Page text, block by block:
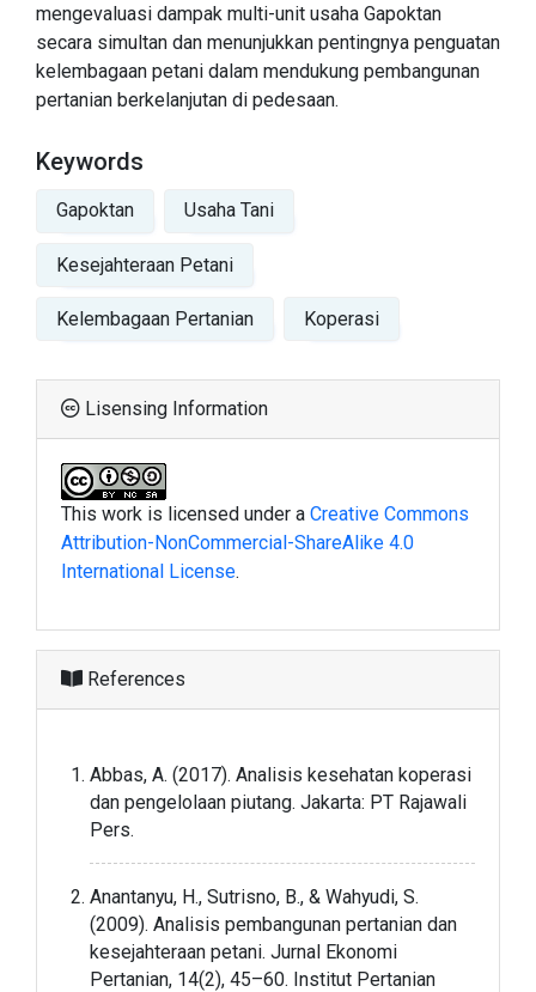
mengevaluasi dampak multi-unit usaha Gapoktan
secara simultan dan menunjukkan pentingnya penguatan
kelembagaan petani dalam mendukung pembangunan
pertanian berkelanjutan di pedesaan.
Keywords
Gapoktan Usaha Tani
Kesejahteraan Petani
Kelembagaan Pertanian Koperasi
Lisensing Information
This work is licensed under a Creative Commons
Attribution-NonCommercial-ShareAlike 4.0
International License.
References
Abbas, A. (2017). Analisis kesehatan koperasi
dan pengelolaan piutang. Jakarta: PT Rajawali
Pers.
Anantanyu, H., Sutrisno, B., & Wahyudi, S.
(2009). Analisis pembangunan pertanian dan
kesejahteraan petani. Jurnal Ekonomi
Pertanian, 14(2), 45–60. Institut Pertanian